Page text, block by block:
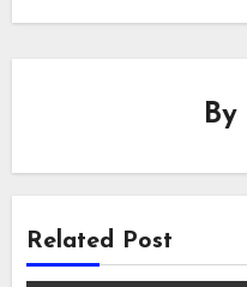
By
Related Post